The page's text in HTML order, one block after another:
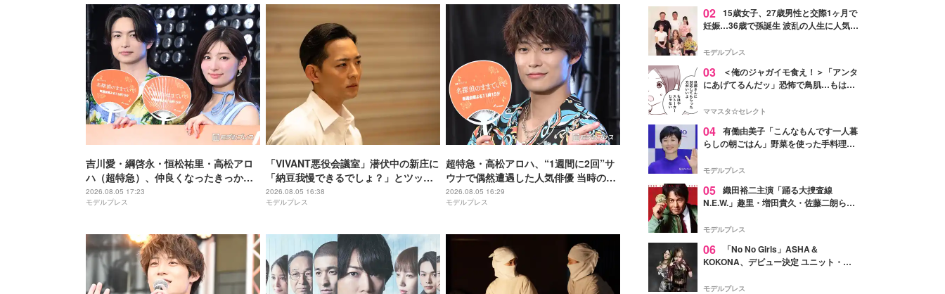
吉川愛・綱啓永・恒松祐里・高松アロ
ハ（超特急）、仲良くなったきっかけ
のアニメとは「個性があるアニメね」
【名探偵のままでいて】
2026.08.05 17:23
モデルプレス
「VIVANT悪役会議室」潜伏中の新庄に
「納豆我慢できるでしょ？」とツッコ
ミ「VIVANT考察をする視聴者目線」
「私も会議に参加したい」と話題【ネ
2026.08.05 16:38
モデルプレス
超特急・高松アロハ、“1週間に2回”サ
ウナで偶然遭遇した人気俳優 当時の状
況再現「めっちゃ可愛いなと思いまし
た」【名探偵のままでいて】
2026.08.05 16:29
モデルプレス
02 15歳女子、27歳男性と交際1ヶ月で
妊娠…36歳で孫誕生 波乱の人生に人気タ
よ！」
モデルプレス
03
＜俺のジャガイモ食え！＞「アンタ
にあげてるんだッ」恐怖で鳥肌…もはや
ママスタ☆セレクト
04 有働由美子「こんなもんです一人暮
らしの朝ごはん」野菜を使った手料理公
そう」と反響
モデルプレス
05 織田裕二主演「踊る大捜査線
N.E.W.」趣里・増田貴久・佐藤二朗ら新
徴する“謎のキーワード”も
モデルプレス
06
「No No Girls」ASHA＆
KOKONA、デビュー決定 ユニット・
リリースへ
モデルプレス